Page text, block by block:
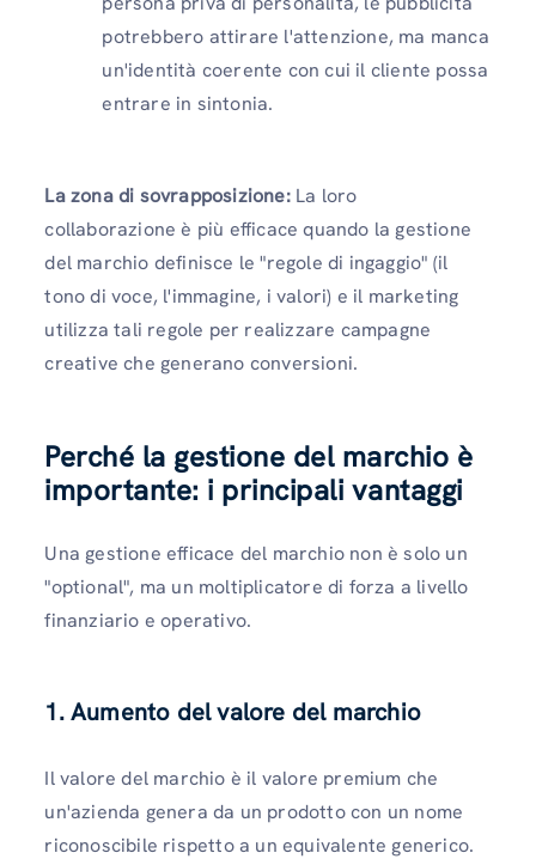
potrebbero attirare l'attenzione, ma manca
un'identità coerente con cui il cliente possa
entrare in sintonia.
La zona di sovrapposizione:La loro
collaborazione è più efficace quando la gestione
del marchio definisce le "regole di ingaggio" (il
tono di voce, l'immagine, i valori) e il marketing
utilizza tali regole per realizzare campagne
creative che generano conversioni.
Perché la gestione del marchio è
importante: i principali vantaggi
Una gestione efficace del marchio non è solo un
"optional", ma un moltiplicatore di forza a livello
finanziario e operativo.
1. Aumento del valore del marchio
Il valore del marchio è il valore premium che
un'azienda genera da un prodotto con un nome
riconoscibile rispetto a un equivalente generico.